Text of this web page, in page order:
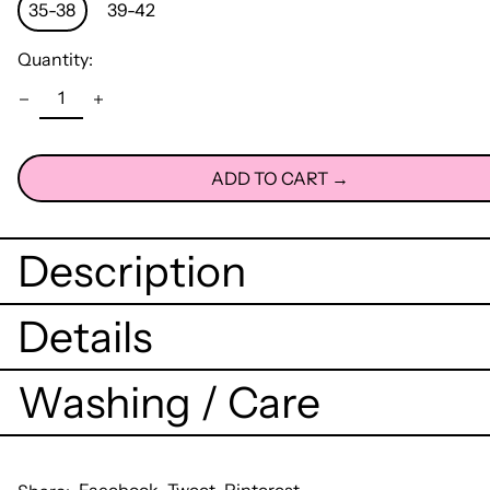
35-38
39-42
Quantity:
ADD TO CART →
Description
Details
Washing / Care